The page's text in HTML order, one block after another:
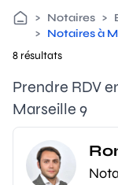
> Notaires >
> Notaires à
8 résultats
Prendre RDV
Marseille 9